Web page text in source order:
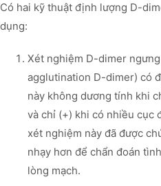
Có hai kỹ thuật định lượng D-
dụng:
Xét nghiệm D-dimer
agglutination D-dimer) có
này không dương tính khi
và chỉ (+) khi có nhiều cục
xét nghiệm này đã được
nhạy hơn để chẩn đoán
lòng mạch.